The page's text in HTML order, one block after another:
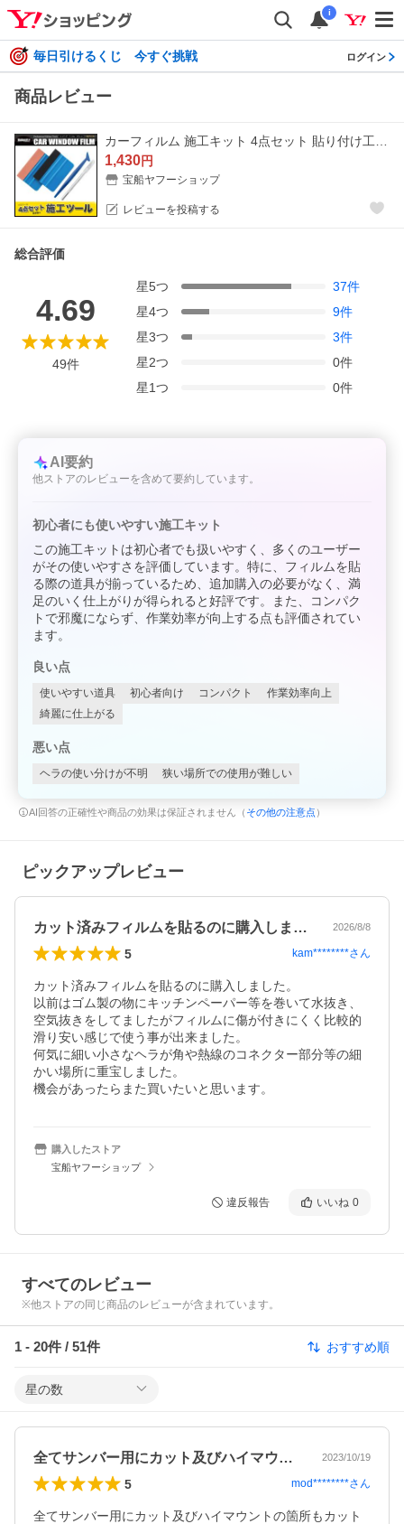
i
毎日引けるくじ 今すぐ挑戦 ログイン
商品レビュー
1,430円
宝船ヤフーショップ
レビューを投稿する
総合評価
4.69
49件
星5つ 37件
星4つ 9件
星3つ 3件
星2つ 0件
星1つ 0件
AI要約
他ストアのレビューを含めて要約しています。
初心者にも使いやすい施工キット
この施工キットは初心者でも扱いやすく、多くのユーザー
がその使いやすさを評価しています。特に、フィルムを貼
る際の道具が揃っているため、追加購入の必要がなく、満
足のいく仕上がりが得られると好評です。また、コンパク
トで邪魔にならず、作業効率が向上する点も評価されてい
ます。
良い点
使いやすい道具 初心者向け コンパクト
作業効率向上
綺麗に仕上がる
悪い点
ヘラの使い分けが不明 狭い場所での使用が難しい
AI回答の正確性や商品の効果は保証されません（ その他の注意点 ）
ピックアップレビュー
カット済みフィルムを貼るのに購入しまし… 2026/8/8
5 kam********さん
カット済みフィルムを貼るのに購入しました。
以前はゴム製の物にキッチンペーパー等を巻いて水抜き、
空気抜きをしてましたがフィルムに傷が付きにくく比較的
滑り安い感じで使う事が出来ました。
何気に細い小さなヘラが角や熱線のコネクター部分等の細
かい場所に重宝しました。
機会があったらまた買いたいと思います。
購入したストア
宝船ヤフーショップ
違反報告 いいね 0
すべてのレビュー
※他ストアの同じ商品のレビューが含まれています。
1 - 20件 / 51件 おすすめ順
星の数
全てサンバー用にカット及びハイマウント… 2023/10/19
5 mod********さん
全てサンバー用にカット及びハイマウントの箇所もカット